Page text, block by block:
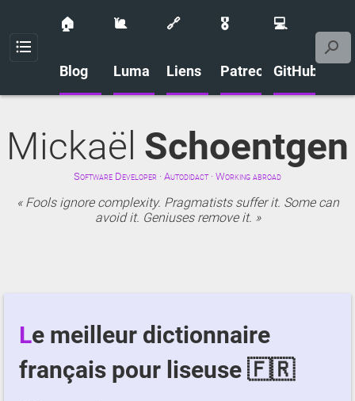
Menu
🏠
Blog
🐌
Luma
🔗
Liens
🎖️
Patreon
💻
GitHub
Mickaël Schoentgen
Software Developer · Autodidact · Working abroad
Fools ignore complexity. Pragmatists suffer it. Some can
avoid it. Geniuses remove it.
Le meilleur dictionnaire
français pour liseuse 🇫🇷